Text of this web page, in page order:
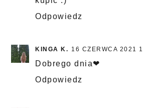
Odpowiedz
KINGA K. 16 CZERWCA 2021
Dobrego dnia❤
Odpowiedz